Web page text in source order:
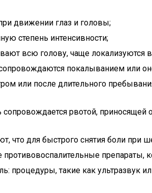
движении глаз и головы;
степень интенсивности;
всю голову, чаще локализуются
покалыванием или
или после длительного
сопровождается рвотой,
что для быстрого снятия боли
противовоспалительные
процедуры, такие как ультразвук